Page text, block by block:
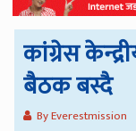
कांग्रेस
बैठक बस्दै
By Everestmission